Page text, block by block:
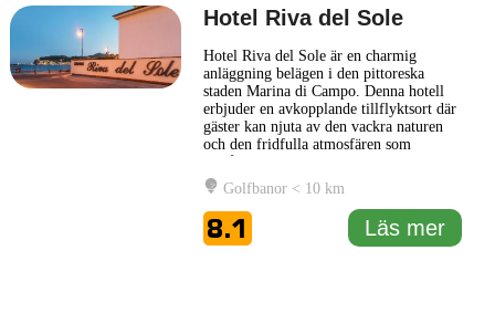
Hotel Riva del Sole
Hotel Riva del Sole är en charmig
anläggning belägen i den pittoreska
staden Marina di Campo. Denna hotell
erbjuder en avkopplande tillflyktsort där
gäster kan njuta av den vackra naturen
och den fridfulla atmosfären som
till stranden är Hotel Riva del Sole en
perfekt plats för de som vill spendera tid
vid havet, simma i klart vatten eller ta
del av olika vattensporter. ... Läs mer
Golfbanor < 10 km
8.1 Läs mer